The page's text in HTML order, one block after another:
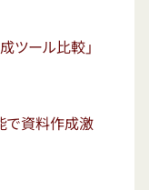
ツール比較」
で資料作成激